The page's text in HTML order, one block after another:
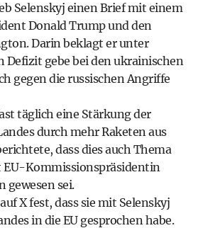
Selenskyj einen Brief mit einem
Donald Trump und den
Darin beklagt er unter
Defizit gebe bei den ukrainischen
gegen die russischen Angriffe
täglich eine Stärkung der
durch mehr Raketen aus
dass dies auch Thema
EU-Kommissionspräsidentin
gewesen sei.
X fest, dass sie mit Selenskyj
in die EU gesprochen habe.